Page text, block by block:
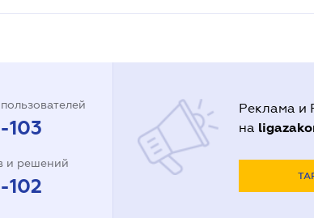
и решений
Реклама и
на